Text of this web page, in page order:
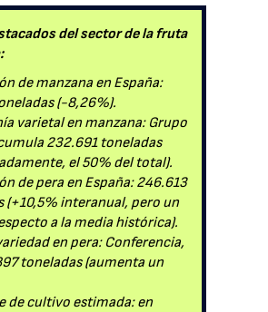
del sector de la fruta
de manzana en España:
(-8,26%).
varietal en manzana: Grupo
232.691 toneladas
el 50% del total).
de pera en España: 246.613
(+10,5% interanual, pero un
a la media histórica).
en pera: Conferencia,
toneladas (aumenta un
de cultivo estimada: en